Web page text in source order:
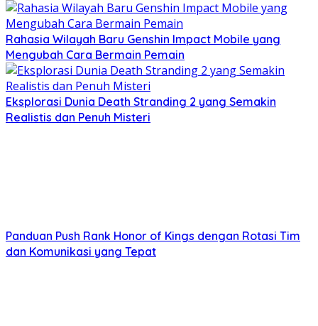
Rahasia Wilayah Baru Genshin Impact Mobile yang
Mengubah Cara Bermain Pemain
Eksplorasi Dunia Death Stranding 2 yang Semakin
Realistis dan Penuh Misteri
Panduan Push Rank Honor of Kings dengan Rotasi Tim
dan Komunikasi yang Tepat